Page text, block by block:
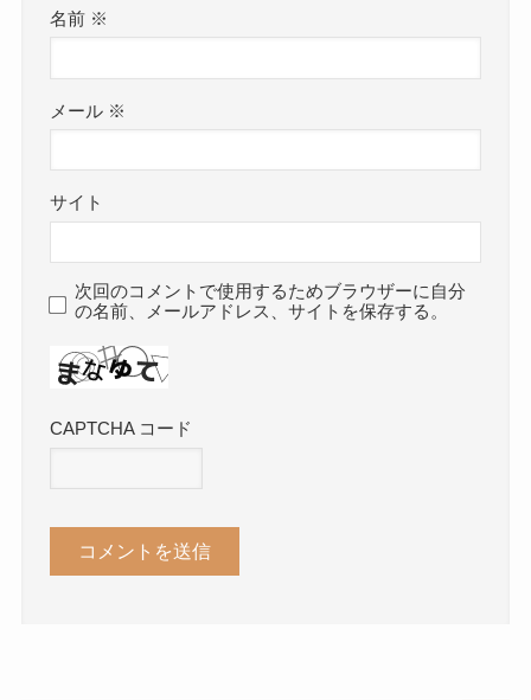
名前 ※
メール ※
サイト
次回のコメントで使用するためブラウザーに自分
の名前、メールアドレス、サイトを保存する。
CAPTCHA コード